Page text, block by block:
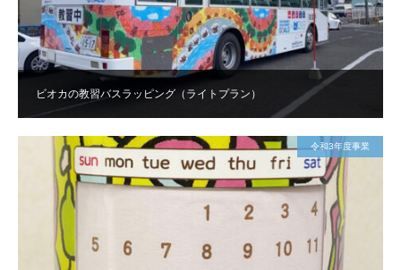
ビオカの教習バスラッピング（ライトプラン）
令和3年度事業